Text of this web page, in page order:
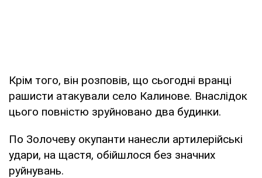
Крім того, він розповів, що сьогодні вранці
рашисти атакували село Калинове. Внаслідок
цього повністю зруйновано два будинки.
По Золочеву окупанти нанесли артилерійські
удари, на щастя, обійшлося без значних
руйнувань.